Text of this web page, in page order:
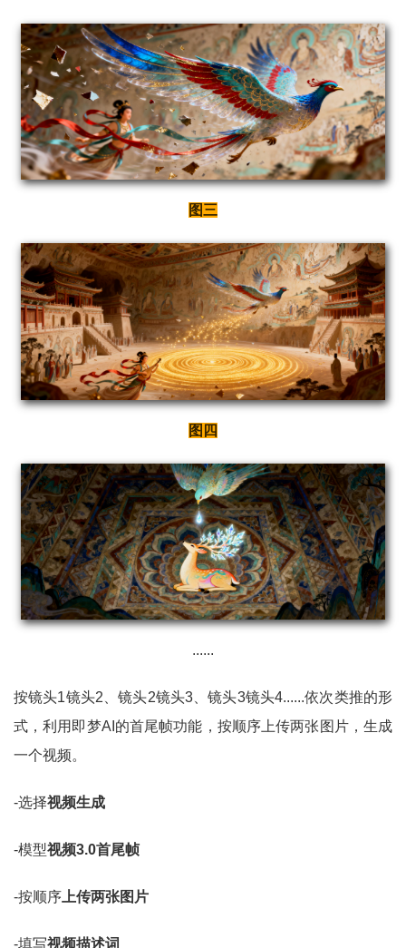
图三
图四
......
按镜头1镜头2、镜头2镜头3、镜头3镜头4......依次类推的形
式，利用即梦AI的首尾帧功能，按顺序上传两张图片，生成
一个视频。
-选择视频生成
-模型视频3.0首尾帧
-按顺序 上传两张图片
-填写视频描述词